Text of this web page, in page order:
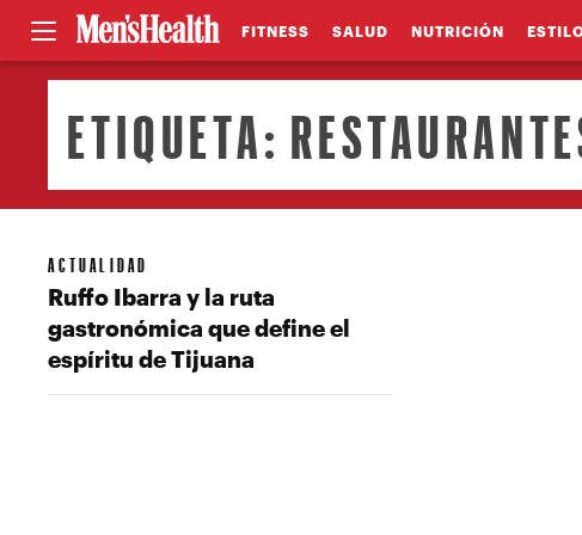
FITNESS SALUD NUTRICIÓN
ETIQUETA:
ACTUALIDAD
Ruffo Ibarra y la ruta
gastronómica que define el
espíritu de Tijuana